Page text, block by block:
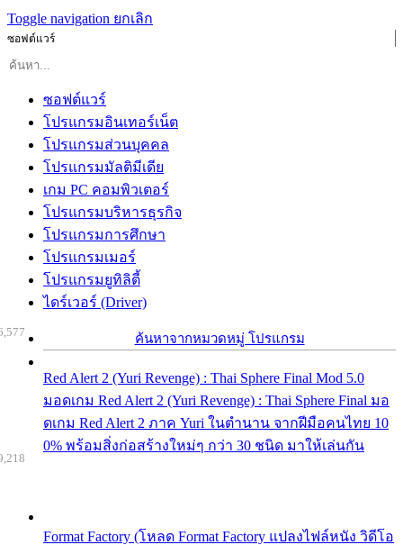
Toggle navigation ยกเลิก
ซอฟต์แวร์
ซอฟต์แวร์
โปรแกรมอินเทอร์เน็ต
โปรแกรมส่วนบุคคล
โปรแกรมมัลติมีเดีย
เกม PC คอมพิวเตอร์
โปรแกรมบริหารธุรกิจ
โปรแกรมการศึกษา
โปรแกรมเมอร์
โปรแกรมยูทิลิตี้
ไดร์เวอร์ (Driver)
ค้นหาจากหมวดหมู่ โปรแกรม
Red Alert 2 (Yuri Revenge) : Thai Sphere Final Mod 5.0
มอดเกม Red Alert 2 (Yuri Revenge) : Thai Sphere Final มอ
ดเกม Red Alert 2 ภาค Yuri ในตำนาน จากฝีมือคนไทย 10
0% พร้อมสิ่งก่อสร้างใหม่ๆ กว่า 30 ชนิด มาให้เล่นกัน
Format Factory (โหลด Format Factory แปลงไฟล์หนัง วิดีโอ